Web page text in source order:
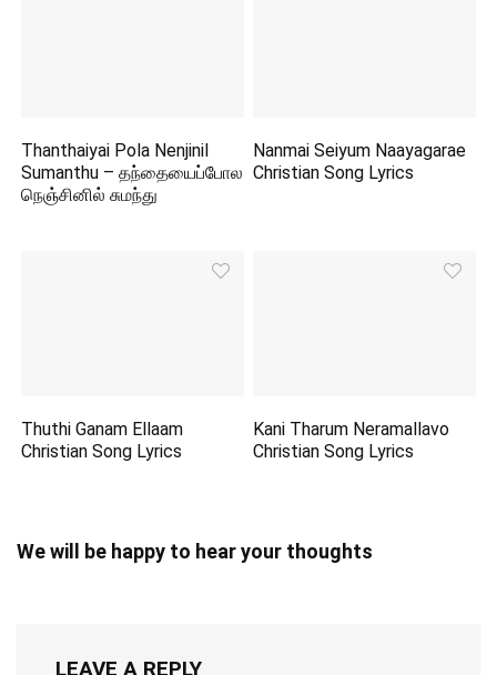
Thanthaiyai Pola Nenjinil
Sumanthu – தந்தையைப்போல
நெஞ்சினில் சுமந்து
Nanmai Seiyum Naayagarae
Christian Song Lyrics
Thuthi Ganam Ellaam
Christian Song Lyrics
Kani Tharum Neramallavo
Christian Song Lyrics
We will be happy to hear your thoughts
LEAVE A REPLY